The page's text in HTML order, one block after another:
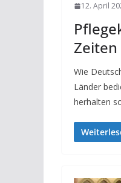
12. April
Zeiten
Wie
Länder
herhalten